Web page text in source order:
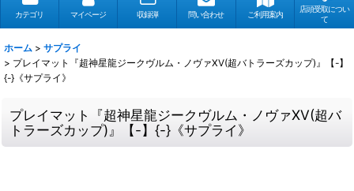
カテゴリ マイページ 収録弾 問い合わせ ご利用案内
店頭受取につい
て
ホーム > サプライ
> プレイマット『超神星龍ジークヴルム・ノヴァXV(超バトラーズカップ)』【-】
{-}《サプライ》
プレイマット『超神星龍ジークヴルム・ノヴァXV(超バ
トラーズカップ)』【-】{-}《サプライ》